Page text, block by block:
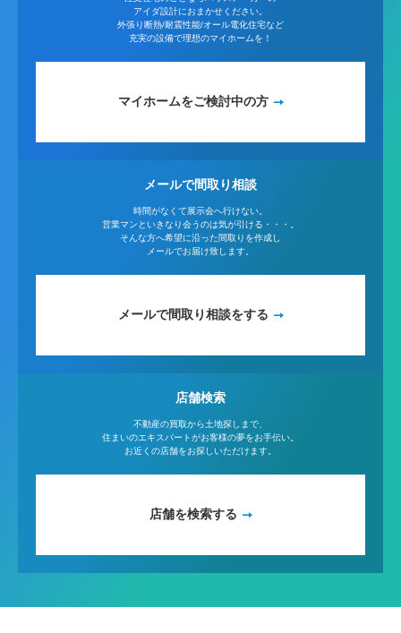
アイダ設計におまかせください。
外張り断熱/耐震性能/オール電化住宅など
充実の設備で理想のマイホームを！
マイホームをご検討中の方
メールで間取り相談
時間がなくて展示会へ行けない。
営業マンといきなり会うのは気が引ける・・・。
そんな方へ希望に沿った間取りを作成し
メールでお届け致します。
メールで間取り相談をする
店舗検索
不動産の買取から土地探しまで、
住まいのエキスパートがお客様の夢をお手伝い。
お近くの店舗をお探しいただけます。
店舗を検索する